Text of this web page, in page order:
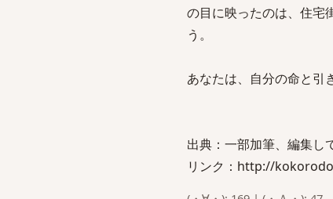
の目に映ったのは、住宅
う。
あなたは、自分の命と引
出典：一部加筆、編集し
リンク：http://